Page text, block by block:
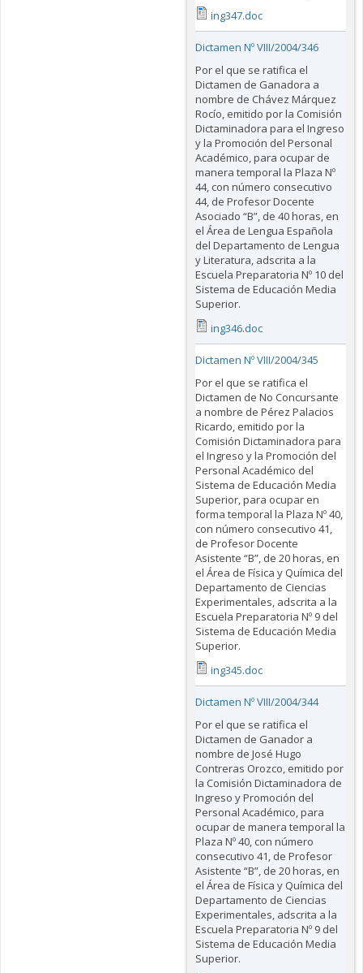
ing347.doc
Dictamen Nº VIII/2004/346
Por el que se ratifica el
Dictamen de Ganadora a
nombre de Chávez Márquez
Rocío, emitido por la Comisión
Dictaminadora para el Ingreso
y la Promoción del Personal
Académico, para ocupar de
manera temporal la Plaza Nº
44, con número consecutivo
44, de Profesor Docente
Asociado “B”, de 40 horas, en
el Área de Lengua Española
del Departamento de Lengua
y Literatura, adscrita a la
Escuela Preparatoria Nº 10 del
Sistema de Educación Media
Superior.
ing346.doc
Dictamen Nº VIII/2004/345
Por el que se ratifica el
Dictamen de No Concursante
a nombre de Pérez Palacios
Ricardo, emitido por la
Comisión Dictaminadora para
el Ingreso y la Promoción del
Personal Académico del
Sistema de Educación Media
Superior, para ocupar en
forma temporal la Plaza Nº 40,
con número consecutivo 41,
de Profesor Docente
Asistente “B”, de 20 horas, en
el Área de Física y Química del
Departamento de Ciencias
Experimentales, adscrita a la
Escuela Preparatoria Nº 9 del
Sistema de Educación Media
Superior.
ing345.doc
Dictamen Nº VIII/2004/344
Por el que se ratifica el
Dictamen de Ganador a
nombre de José Hugo
Contreras Orozco, emitido por
la Comisión Dictaminadora de
Ingreso y Promoción del
Personal Académico, para
ocupar de manera temporal la
Plaza Nº 40, con número
consecutivo 41, de Profesor
Asistente “B”, de 20 horas, en
el Área de Física y Química del
Departamento de Ciencias
Experimentales, adscrita a la
Escuela Preparatoria Nº 9 del
Sistema de Educación Media
Superior.